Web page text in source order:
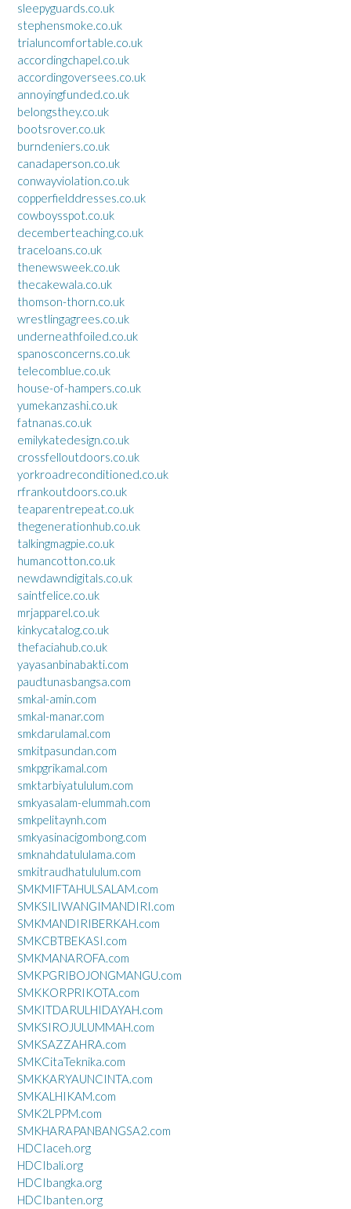
sleepyguards.co.uk
stephensmoke.co.uk
trialuncomfortable.co.uk
accordingchapel.co.uk
accordingoversees.co.uk
annoyingfunded.co.uk
belongsthey.co.uk
bootsrover.co.uk
burndeniers.co.uk
canadaperson.co.uk
conwayviolation.co.uk
copperfielddresses.co.uk
cowboysspot.co.uk
decemberteaching.co.uk
traceloans.co.uk
thenewsweek.co.uk
thecakewala.co.uk
thomson-thorn.co.uk
wrestlingagrees.co.uk
underneathfoiled.co.uk
spanosconcerns.co.uk
telecomblue.co.uk
house-of-hampers.co.uk
yumekanzashi.co.uk
fatnanas.co.uk
emilykatedesign.co.uk
crossfelloutdoors.co.uk
yorkroadreconditioned.co.uk
rfrankoutdoors.co.uk
teaparentrepeat.co.uk
thegenerationhub.co.uk
talkingmagpie.co.uk
humancotton.co.uk
newdawndigitals.co.uk
saintfelice.co.uk
mrjapparel.co.uk
kinkycatalog.co.uk
thefaciahub.co.uk
yayasanbinabakti.com
paudtunasbangsa.com
smkal-amin.com
smkal-manar.com
smkdarulamal.com
smkitpasundan.com
smkpgrikamal.com
smktarbiyatululum.com
smkyasalam-elummah.com
smkpelitaynh.com
smkyasinacigombong.com
smknahdatululama.com
smkitraudhatululum.com
SMKMIFTAHULSALAM.com
SMKSILIWANGIMANDIRI.com
SMKMANDIRIBERKAH.com
SMKCBTBEKASI.com
SMKMANAROFA.com
SMKPGRIBOJONGMANGU.com
SMKKORPRIKOTA.com
SMKITDARULHIDAYAH.com
SMKSIROJULUMMAH.com
SMKSAZZAHRA.com
SMKCitaTeknika.com
SMKKARYAUNCINTA.com
SMKALHIKAM.com
SMK2LPPM.com
SMKHARAPANBANGSA2.com
HDCIaceh.org
HDCIbali.org
HDCIbangka.org
HDCIbanten.org